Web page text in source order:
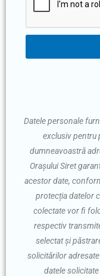
Datele personale
exclusiv pentru
dumneavoastră
Orașului Siret
acestor date,
protecția datelor
colectate vor fi
respectiv
selectat și
solicitărilor
datele